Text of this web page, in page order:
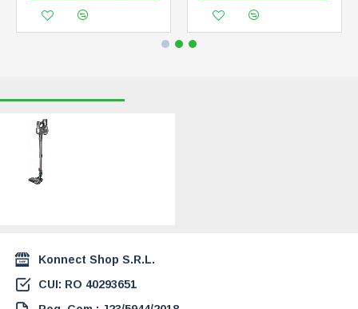
Konnect Shop S.R.L.
CUI: RO 40293651